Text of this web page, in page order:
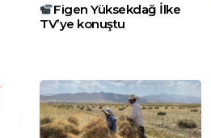
Figen Yüksekdağ İlke
TV’ye konuştu